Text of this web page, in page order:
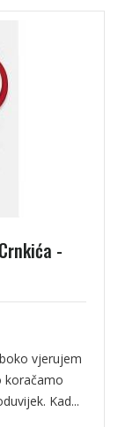
-
vjerujem
koračamo
Kad...